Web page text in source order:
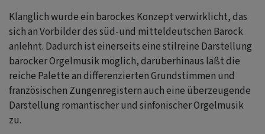
Klanglich wurde ein barockes Konzept verwirklicht, das
sich an Vorbilder des süd-und mitteldeutschen Barock
anlehnt. Dadurch ist einerseits eine stilreine Darstellung
barocker Orgelmusik möglich, darüberhinaus läßt die
reiche Palette an differenzierten Grundstimmen und
französischen Zungenregistern auch eine überzeugende
Darstellung romantischer und sinfonischer Orgelmusik
zu.